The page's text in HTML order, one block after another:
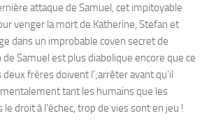
attaque de Samuel, cet impitoyable
venger la mort de Katherine, Stefan et
dans un improbable coven secret de
Samuel est plus diabolique encore que ce
frères doivent l’;arrêter avant qu’il
tant les humains que les
le droit à l’échec, trop de vies sont en jeu !